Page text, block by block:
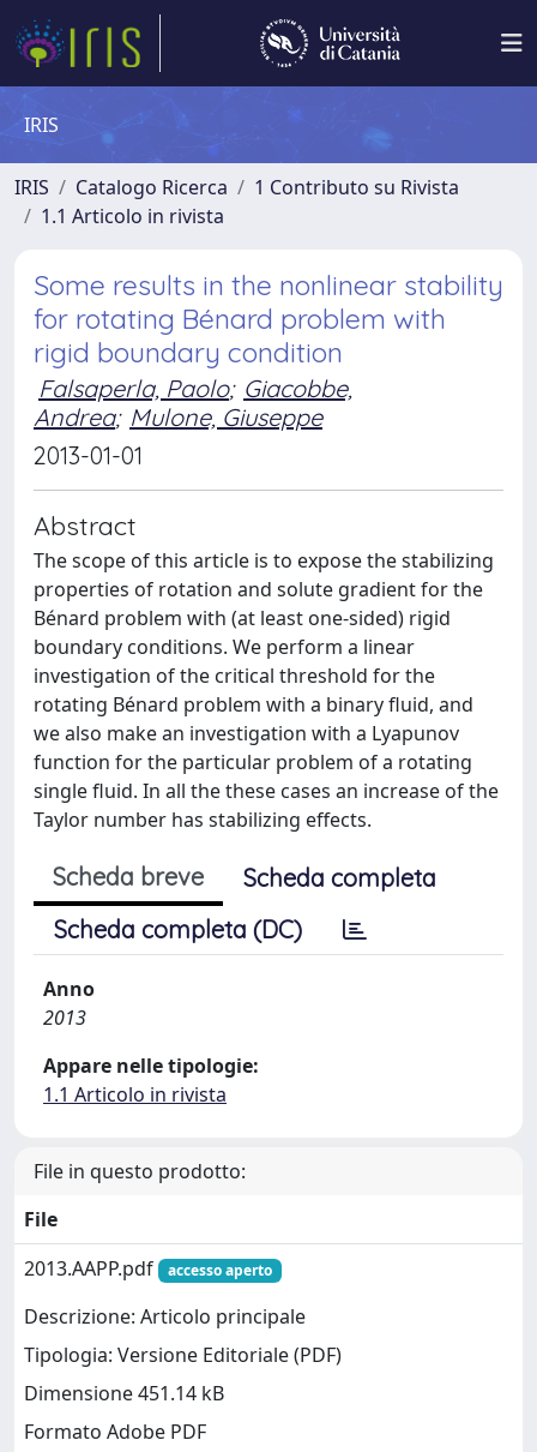
IRIS
IRIS Catalogo Ricerca
1 Contributo su Rivista
1.1 Articolo in rivista
Some results in the nonlinear stability
for rotating Bénard problem with
rigid boundary condition
Falsaperla, Paolo; Giacobbe,
Andrea; Mulone, Giuseppe
2013-01-01
Abstract
The scope of this article is to expose the stabilizing
properties of rotation and solute gradient for the
Bénard problem with (at least one-sided) rigid
boundary conditions. We perform a linear
investigation of the critical threshold for the
rotating Bénard problem with a binary fluid, and
we also make an investigation with a Lyapunov
function for the particular problem of a rotating
single fluid. In all the these cases an increase of the
Taylor number has stabilizing effects.
Scheda breve
Scheda completa
Scheda completa (DC)
Anno
2013
Appare nelle tipologie:
1.1 Articolo in rivista
File in questo prodotto:
File
2013.AAPP.pdf
accesso aperto
Descrizione: Articolo principale
Tipologia: Versione Editoriale (PDF)
Dimensione 451.14 kB
Formato Adobe PDF